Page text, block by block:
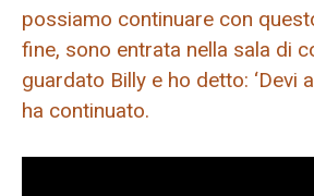
possiamo continuare con
fine, sono entrata nella sala di
guardato Billy e ho detto: ‘Devi
ha continuato.